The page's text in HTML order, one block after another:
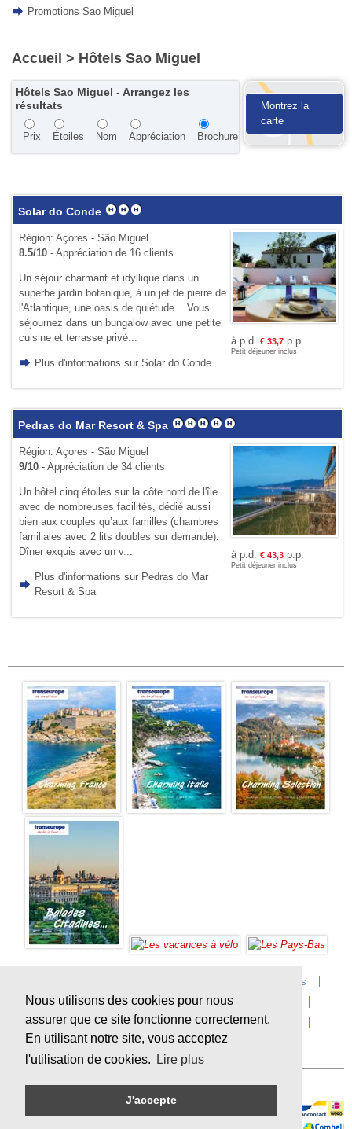
Nous utilisons des cookies pour nous
assurer que ce site fonctionne correctement.
En utilisant notre site, vous acceptez
l'utilisation de cookies.
Lire plus
J'accepte
Promotions Sao Miguel
Accueil > Hôtels Sao Miguel
Hôtels Sao Miguel - Arrangez les
résultats
Prix Étoiles Nom Appréciation Brochure
Montrez la
carte
Solar do Conde
Région: Açores - São Miguel
8.5/10- Appréciation de 16 clients
Un séjour charmant et idyllique dans un
superbe jardin botanique, à un jet de pierre de
l'Atlantique, une oasis de quiétude... Vous
séjournez dans un bungalow avec une petite
cuisine et terrasse privé...
Plus d'informations sur Solar do Conde
à p.d. € 33,7p.p.
Petit déjeuner inclus
Pedras do Mar Resort & Spa
Région: Açores - São Miguel
9/10- Appréciation de 34 clients
Un hôtel cinq étoiles sur la côte nord de l'île
avec de nombreuses facilités, dédié aussi
bien aux couples qu’aux familles (chambres
familiales avec 2 lits doubles sur demande).
Dîner exquis avec un v...
Plus d'informations sur Pedras do Mar
Resort & Spa
à p.d. € 43,3p.p.
Petit déjeuner inclus
Postes vacants
Contact
Questions? Agences
Conditions de voyage
Assurances
privacy
Durabilité